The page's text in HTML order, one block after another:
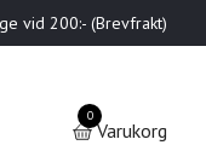
vid 200:- (Brevfrakt)
0
Varukorg